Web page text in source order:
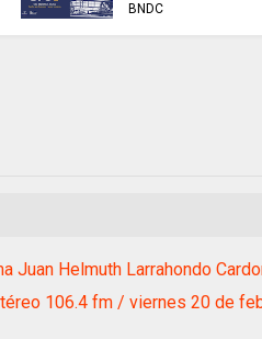
BNDC
Juan Helmuth Larrahondo
106.4 fm / viernes 20 de